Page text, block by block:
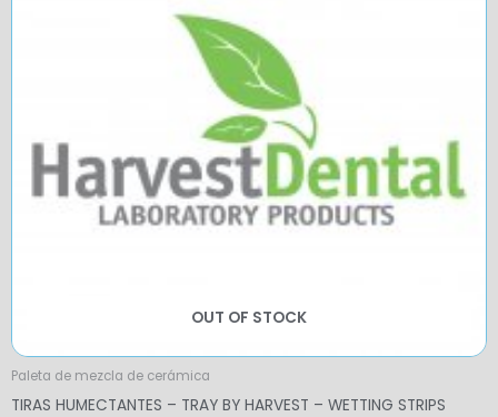
OUT OF STOCK
Paleta de mezcla de cerámica
TIRAS HUMECTANTES – TRAY BY HARVEST – WETTING STRIPS